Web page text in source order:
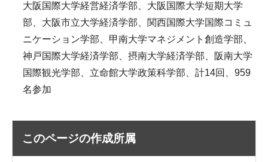
大阪国際大学経営経済学部、大阪国際大学短期大学
部、大阪市立大学経済学部、関西国際大学国際コミュ
ニケーション学部、甲南大学マネジメント創造学部、
神戸国際大学経済学部、摂南大学経済学部、阪南大学
国際観光学部、立命館大学政策科学部、計14回、959
名参加
このページの作成所属